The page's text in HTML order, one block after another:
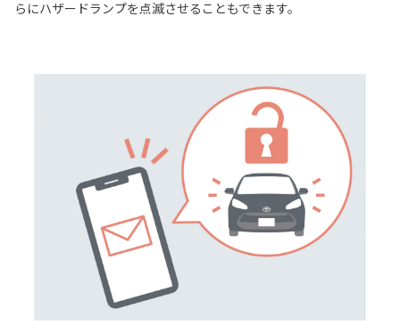
らにハザードランプを点滅させることもできます。